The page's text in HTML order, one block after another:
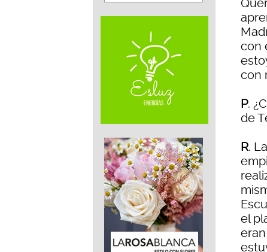
con
con
P.
de
R.
el